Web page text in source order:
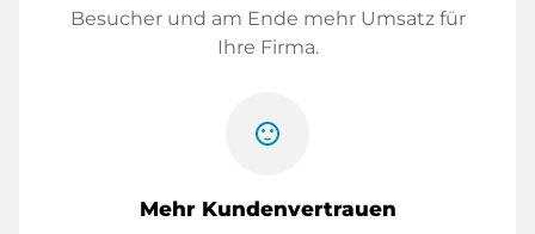
Besucher und am Ende mehr Umsatz für
Ihre Firma.
sentiment_satisfied
Mehr Kundenvertrauen